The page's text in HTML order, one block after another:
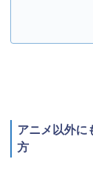
アニメ以外に
方